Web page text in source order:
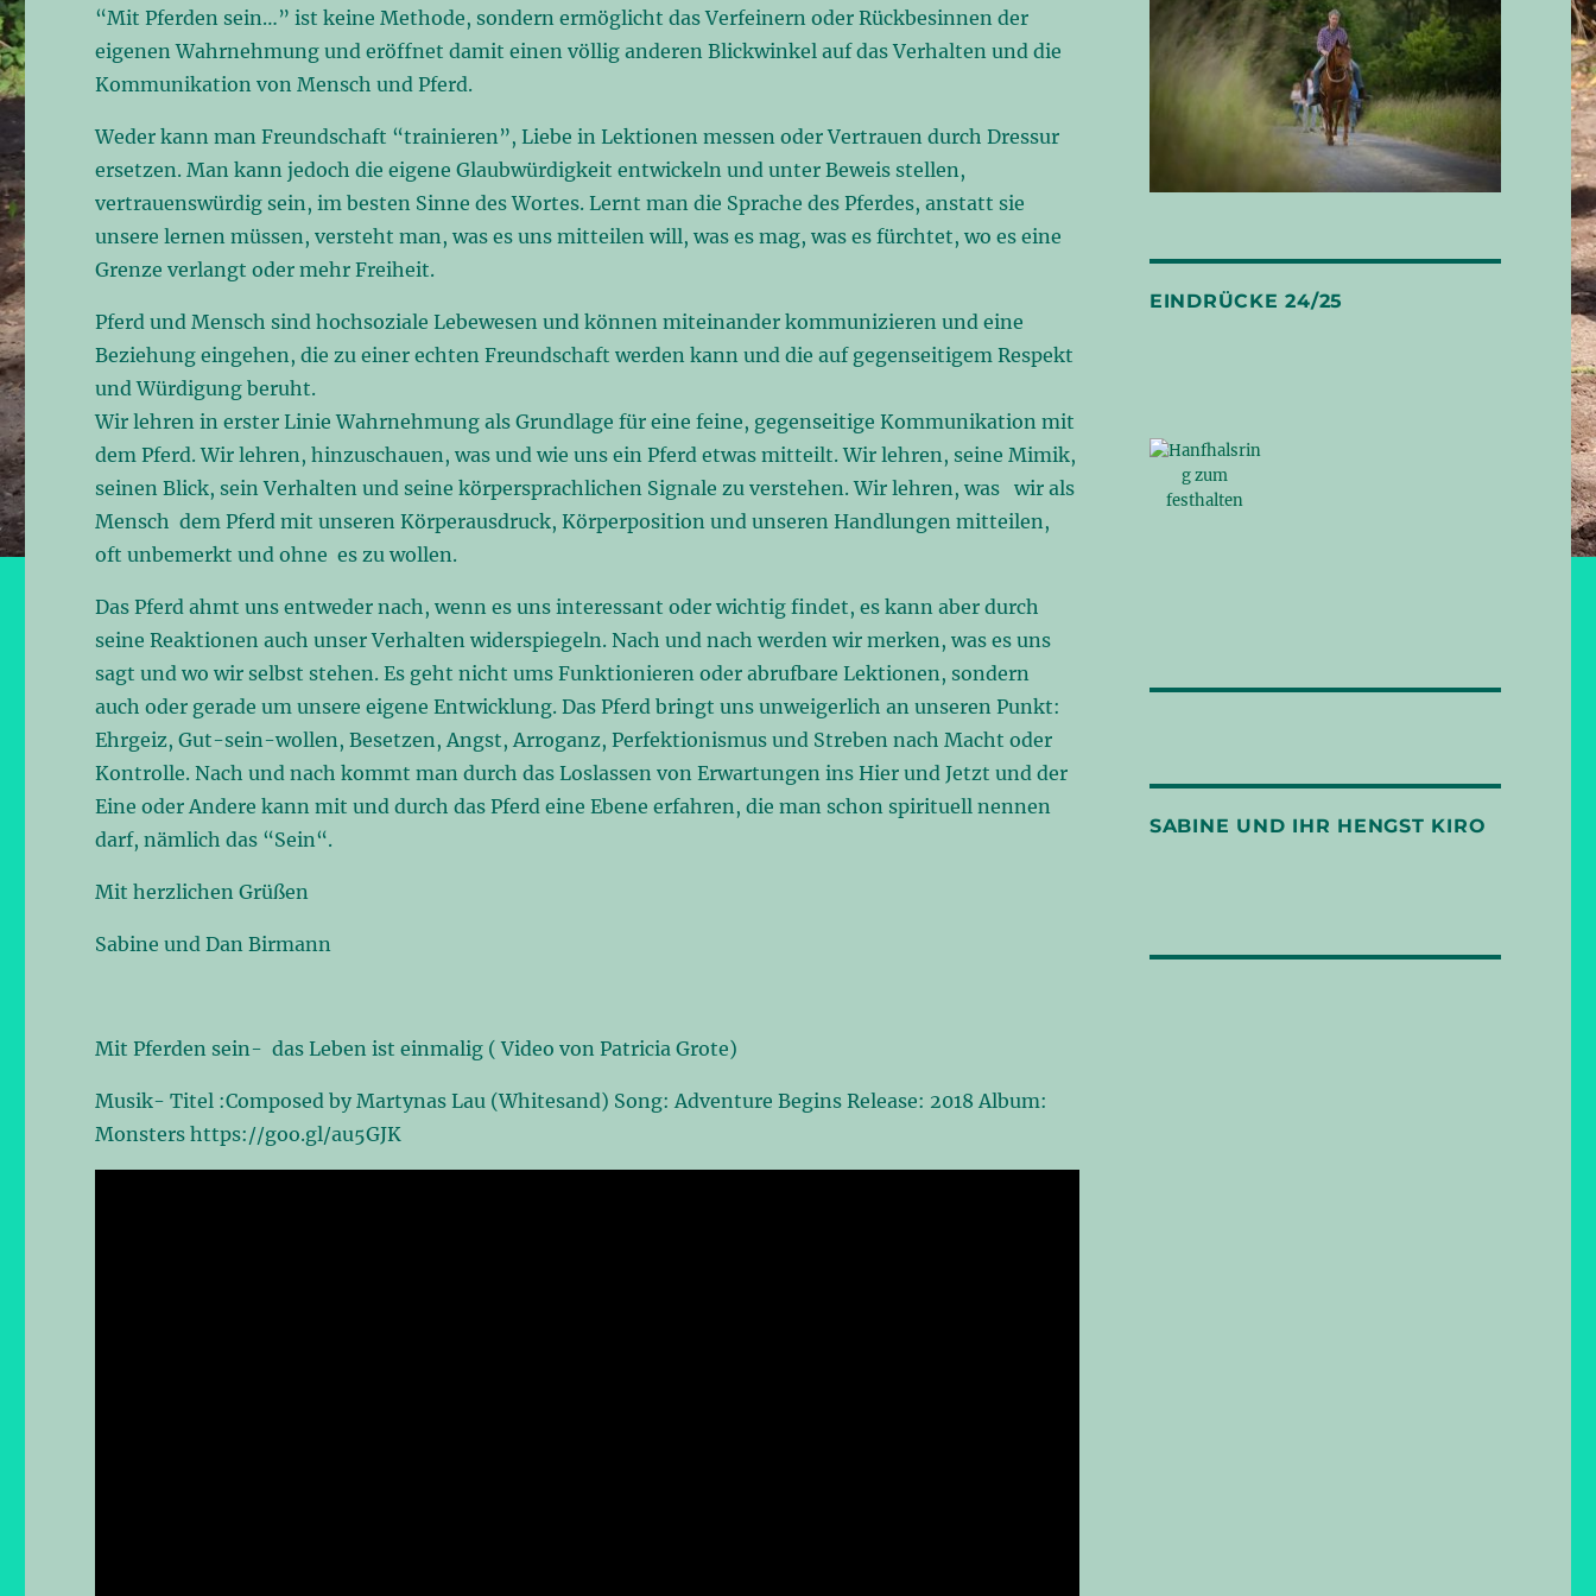
“Mit Pferden sein…” ist keine Methode, sondern ermöglicht das Verfeinern oder Rückbesinnen der
eigenen Wahrnehmung und eröffnet damit einen völlig anderen Blickwinkel auf das Verhalten und die
Kommunikation von Mensch und Pferd.
Weder kann man Freundschaft “trainieren”, Liebe in Lektionen messen oder Vertrauen durch Dressur
ersetzen. Man kann jedoch die eigene Glaubwürdigkeit entwickeln und unter Beweis stellen,
vertrauenswürdig sein, im besten Sinne des Wortes. Lernt man die Sprache des Pferdes, anstatt sie
unsere lernen müssen, versteht man, was es uns mitteilen will, was es mag, was es fürchtet, wo es eine
Grenze verlangt oder mehr Freiheit.
Pferd und Mensch sind hochsoziale Lebewesen und können miteinander kommunizieren und eine
Beziehung eingehen, die zu einer echten Freundschaft werden kann und die auf gegenseitigem Respekt
und Würdigung beruht.
Wir lehren in erster Linie Wahrnehmung als Grundlage für eine feine, gegenseitige Kommunikation mit
dem Pferd. Wir lehren, hinzuschauen, was und wie uns ein Pferd etwas mitteilt. Wir lehren, seine Mimik,
seinen Blick, sein Verhalten und seine körpersprachlichen Signale zu verstehen. Wir lehren, was wir als
Mensch dem Pferd mit unseren Körperausdruck, Körperposition und unseren Handlungen mitteilen,
oft unbemerkt und ohne es zu wollen.
Das Pferd ahmt uns entweder nach, wenn es uns interessant oder wichtig findet, es kann aber durch
seine Reaktionen auch unser Verhalten widerspiegeln. Nach und nach werden wir merken, was es uns
sagt und wo wir selbst stehen. Es geht nicht ums Funktionieren oder abrufbare Lektionen, sondern
auch oder gerade um unsere eigene Entwicklung. Das Pferd bringt uns unweigerlich an unseren Punkt:
Ehrgeiz, Gut-sein-wollen, Besetzen, Angst, Arroganz, Perfektionismus und Streben nach Macht oder
Kontrolle. Nach und nach kommt man durch das Loslassen von Erwartungen ins Hier und Jetzt und der
Eine oder Andere kann mit und durch das Pferd eine Ebene erfahren, die man schon spirituell nennen
darf, nämlich das “Sein“.
Mit herzlichen Grüßen
Sabine und Dan Birmann
Mit Pferden sein- das Leben ist einmalig ( Video von Patricia Grote)
Musik- Titel :Composed by Martynas Lau (Whitesand) Song: Adventure Begins Release: 2018 Album:
Monstershttps://goo.gl/au5GJK
EINDRÜCKE 24/25
SABINE UND IHR HENGST KIRO